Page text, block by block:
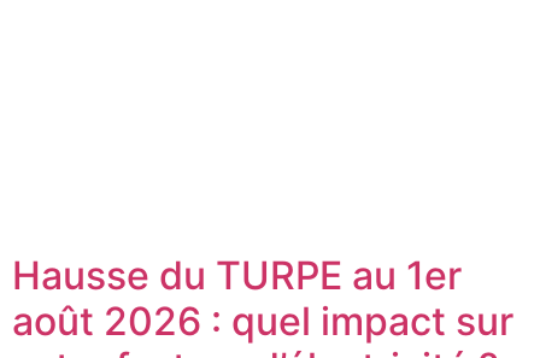
Hausse du TURPE au 1er
août 2026 : quel impact sur